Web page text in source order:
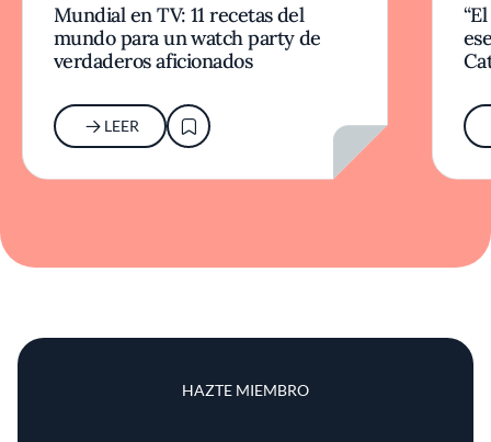
Mundial en TV: 11 recetas del
mundo para un watch party de
verdaderos aficionados
LEER
HAZTE MIEMBRO